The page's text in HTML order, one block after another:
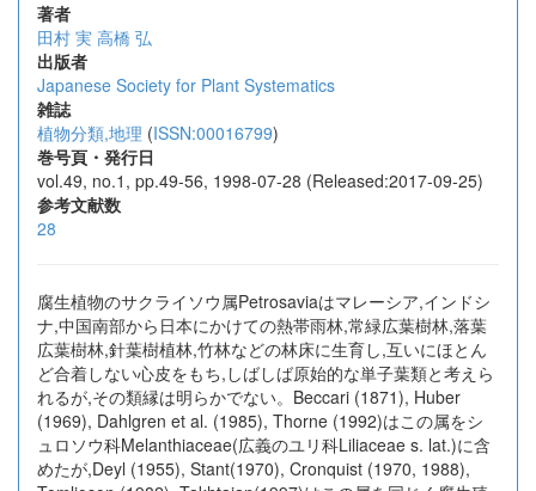
著者
田村 実 高橋 弘
出版者
Japanese Society for Plant Systematics
雑誌
植物分類,地理 (ISSN:00016799)
巻号頁・発行日
vol.49, no.1, pp.49-56, 1998-07-28 (Released:2017-09-25)
参考文献数
28
腐生植物のサクライソウ属Petrosaviaはマレーシア,インドシ
ナ,中国南部から日本にかけての熱帯雨林,常緑広葉樹林,落葉
広葉樹林,針葉樹植林,竹林などの林床に生育し,互いにほとん
ど合着しない心皮をもち,しばしば原始的な単子葉類と考えら
れるが,その類縁は明らかでない。Beccari (1871), Huber
(1969), Dahlgren et al. (1985), Thorne (1992)はこの属をシ
ュロソウ科Melanthiaceae(広義のユリ科Liliaceae s. lat.)に含
めたが,Deyl (1955), Stant(1970), Cronquist (1970, 1988),